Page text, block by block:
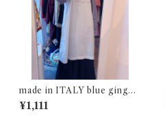
made in ITALY blue gingha
m check shirt
¥1,111